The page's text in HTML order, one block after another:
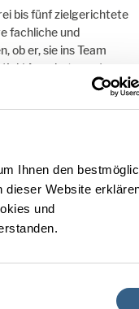
Ihnen den
dieser Website
und
bis fünf zielgerichtete
fachliche und
ob er, sie ins Team
zum/zur
drei Jahren
(Ziel:
verlassen?